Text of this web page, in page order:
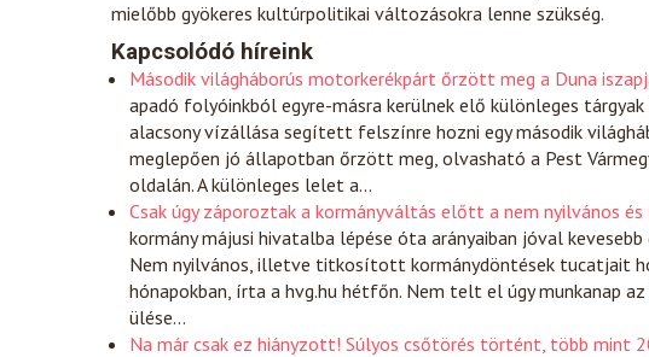
mielőbb gyökeres kultúrpolitikai változásokra lenne szükség.
Kapcsolódó híreink
Második világháborús motorkerékpárt őrzött meg a Duna
apadó folyóinkból egyre-másra kerülnek elő különleges
alacsony vízállása segített felszínre hozni egy második
meglepően jó állapotban őrzött meg, olvasható a Pest
oldalán. A különleges lelet a…
Csak úgy záporoztak a kormányváltás előtt a nem nyilvános
kormány májusi hivatalba lépése óta arányaiban jóval
Nem nyilvános, illetve titkosított kormánydöntések tucatjait
hónapokban, írta a hvg.hu hétfőn. Nem telt el úgy munkanap
ülése…
Na már csak ez hiányzott! Súlyos csőtörés történt, több mint